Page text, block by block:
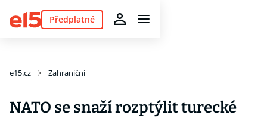
Předplatné
e15.cz Zahraniční
NATO se snaží rozptýlit turecké